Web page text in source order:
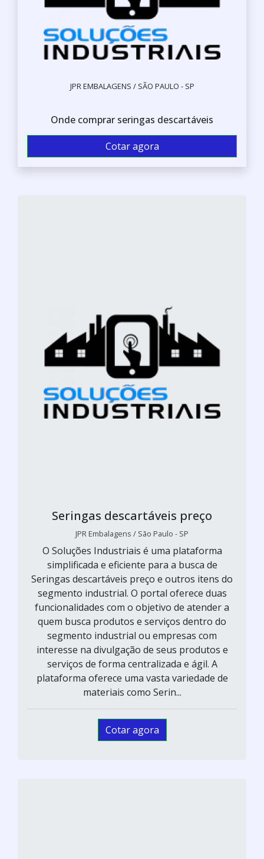
JPR EMBALAGENS / SÃO PAULO - SP
Onde comprar seringas descartáveis
Cotar agora
Seringas descartáveis preço
JPR Embalagens / São Paulo - SP
O Soluções Industriais é uma plataforma
simplificada e eficiente para a busca de
Seringas descartáveis preço e outros itens do
segmento industrial. O portal oferece duas
funcionalidades com o objetivo de atender a
quem busca produtos e serviços dentro do
segmento industrial ou empresas com
interesse na divulgação de seus produtos e
serviços de forma centralizada e ágil. A
plataforma oferece uma vasta variedade de
materiais como Serin...
Cotar agora